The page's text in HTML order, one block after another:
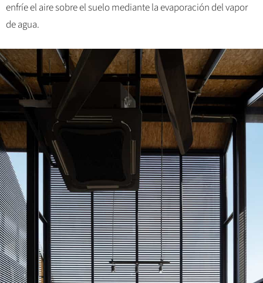
enfríe el aire sobre el suelo mediante la evaporación del vapor
de agua.